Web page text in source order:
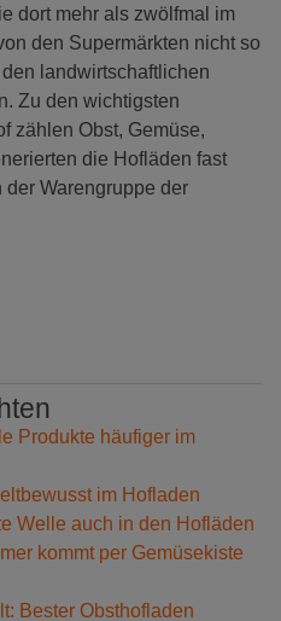
dort mehr als zwölfmal im
den Supermärkten nicht so
landwirtschaftlichen
Zu den wichtigsten
zählen Obst, Gemüse,
die Hofläden fast
Warengruppe der
Produkte häufiger im
im Hofladen
Welle auch in den Hofläden
kommt per Gemüsekiste
Bester Obsthofladen